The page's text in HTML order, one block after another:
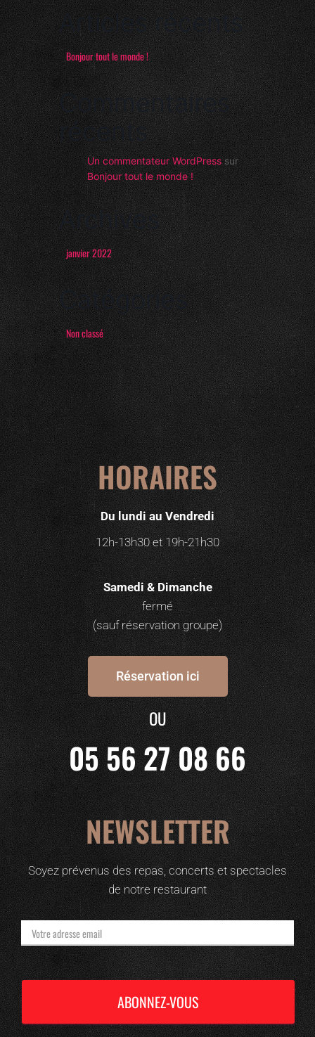
Articles récents
Bonjour tout le monde !
Commentaires
récents
Un commentateur WordPresssur
Bonjour tout le monde !
Archives
janvier 2022
Catégories
Non classé
HORAIRES
Du lundi au Vendredi
12h-13h30 et 19h-21h30
Samedi & Dimanche
fermé
(sauf réservation groupe)
Réservation ici
OU
05 56 27 08 66
NEWSLETTER
Soyez prévenus des repas, concerts et spectacles
de notre restaurant